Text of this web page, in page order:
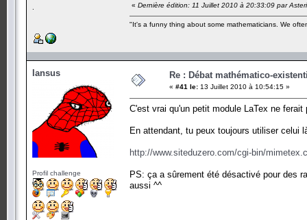
« Dernière édition: 11 Juillet 2010 à 20:33:09 par
"It's a funny thing about some mathematicians. We
Iansus
Profil challenge
Re : Débat mathématico-
« #41 le: 13 Juillet 2010 à 10:54:15 »
C'est vrai qu'un petit module LaTex ne ferait
En attendant, tu peux toujours utiliser celui
http://www.siteduzero.com/cgi-bin/
PS: ça a sûrement été désactivé pour des
aussi ^^